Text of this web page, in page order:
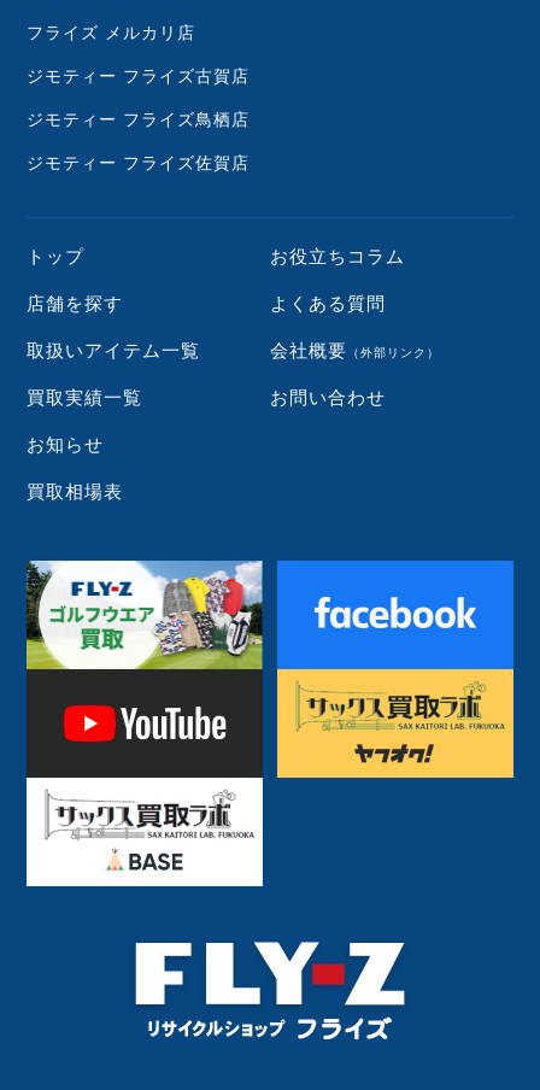
フライズ メルカリ店
ジモティー フライズ古賀店
ジモティー フライズ鳥栖店
ジモティー フライズ佐賀店
トップ
店舗を探す
取扱いアイテム一覧
買取実績一覧
お知らせ
買取相場表
お役立ちコラム
よくある質問
会社概要 （外部リンク）
お問い合わせ